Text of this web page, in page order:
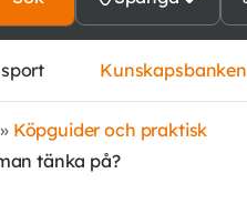
Kunskapsbanken
» Köpguider och praktisk
tänka på?